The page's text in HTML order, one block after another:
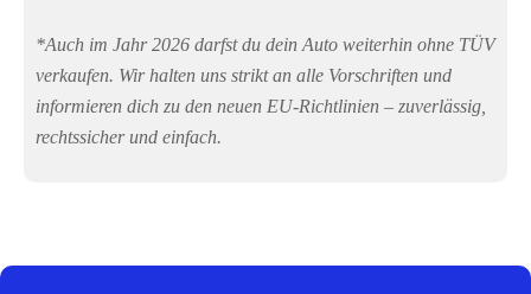
*Auch im Jahr 2026 darfst du dein Auto weiterhin ohne TÜV
verkaufen. Wir halten uns strikt an alle Vorschriften und
informieren dich zu den neuen EU-Richtlinien – zuverlässig,
rechtssicher und einfach.